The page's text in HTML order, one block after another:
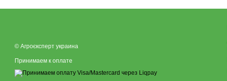
© Агроєксперт украина
Принимаем к оплате